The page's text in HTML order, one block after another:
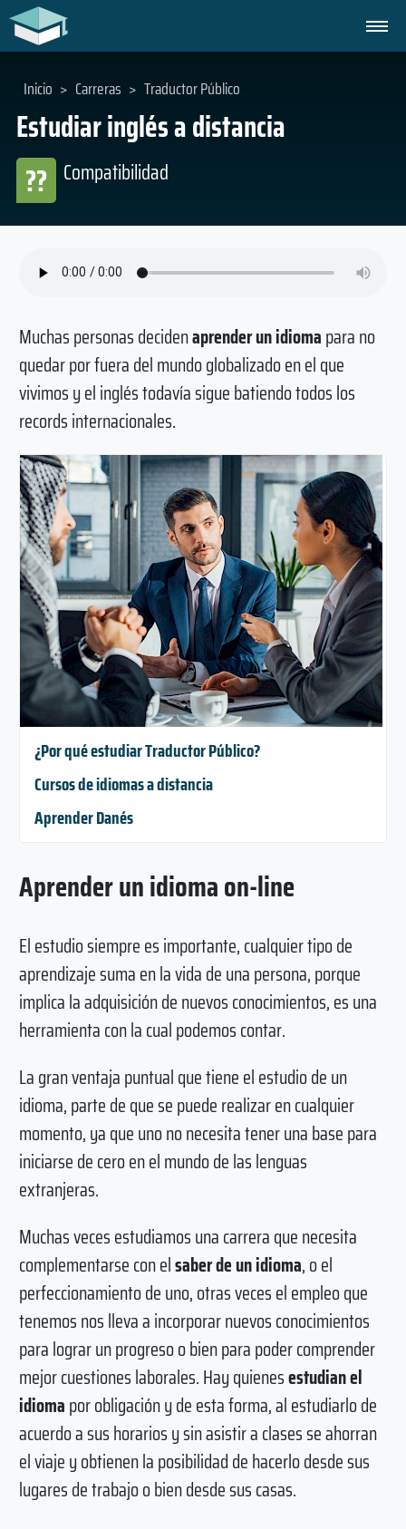
Estudiar inglés a distancia
Compatibilidad
??
Inicio > Carreras > Traductor Público
Muchas personas decidenaprender un idiomapara no
quedar por fuera del mundo globalizado en el que
vivimos y el inglés todavía sigue batiendo todos los
records internacionales.
¿Por qué estudiar Traductor Público?
Cursos de idiomas a distancia
Aprender Danés
Aprender un idioma on-line
El estudio siempre es importante, cualquier tipo de
aprendizaje suma en la vida de una persona, porque
implica la adquisición de nuevos conocimientos, es una
herramienta con la cual podemos contar.
La gran ventaja puntual que tiene el estudio de un
idioma, parte de que se puede realizar en cualquier
momento, ya que uno no necesita tener una base para
iniciarse de cero en el mundo de las lenguas
extranjeras.
Muchas veces estudiamos una carrera que necesita
complementarse con elsaber de un idioma, o el
perfeccionamiento de uno, otras veces el empleo que
tenemos nos lleva a incorporar nuevos conocimientos
para lograr un progreso o bien para poder comprender
mejor cuestiones laborales. Hay quienesestudian el
idiomapor obligación y de esta forma, al estudiarlo de
acuerdo a sus horarios y sin asistir a clases se ahorran
el viaje y obtienen la posibilidad de hacerlo desde sus
lugares de trabajo o bien desde sus casas.